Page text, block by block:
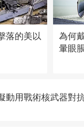
落的美以
為何
暈眼
動用戰術核武器對